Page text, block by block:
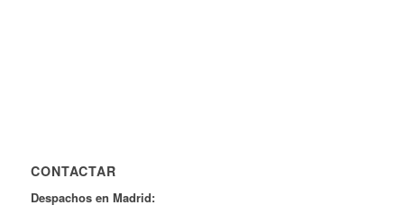
CONTACTAR
Despachos en Madrid: